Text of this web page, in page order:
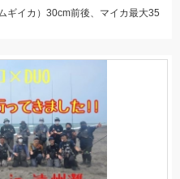
ギイカ）30cm前後、マイカ最大35